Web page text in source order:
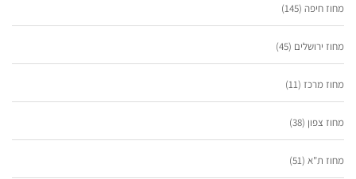
מחוז חיפה (145)
מחוז ירושלים (45)
מחוז מרכז (11)
מחוז צפון (38)
מחוז ת"א (51)